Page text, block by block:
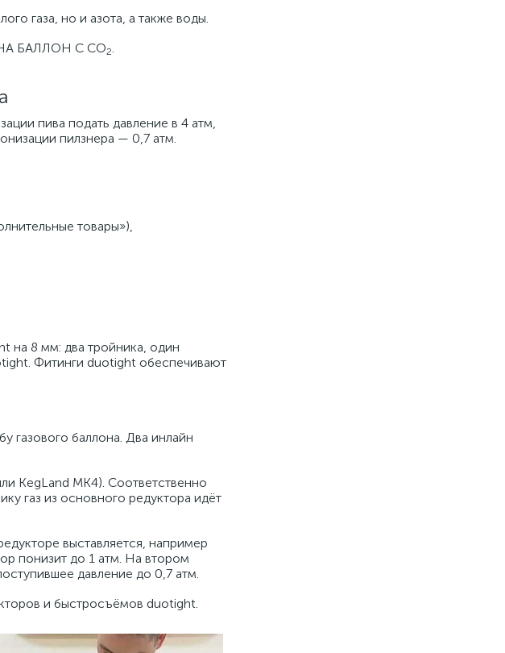
газа, но и азота, а также воды.
БАЛЛОН С СО2.
пива подать давление в 4 атм,
пилзнера — 0,7 атм.
товары»),
на 8 мм: два тройника, один
Фитинги duotight обеспечивают
газового баллона. Два инлайн
KegLand MK4). Соответственно
газ из основного редуктора идёт
выставляется, например
понизит до 1 атм. На втором
давление до 0,7 атм.
и быстросъёмов duotight.